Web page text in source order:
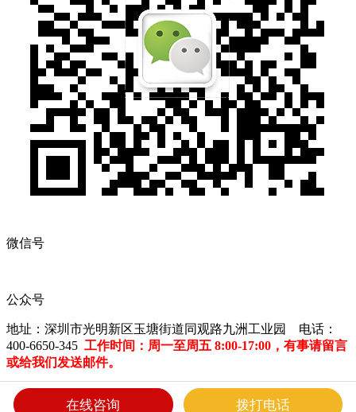
微信号
公众号
地址：深圳市光明新区玉塘街道同观路九洲工业园 电话：
400-6650-345 工作时间：周一至周五 8:00-17:00，有事请留言
或给我们发送邮件。
深圳市长园特发科技有限公司 版权所有粤ICP备15008303号
Powered by szweb| Designed by smarta
在线咨询 拨打电话